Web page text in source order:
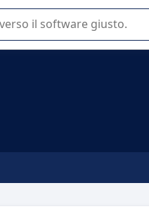
un software SaaS per la